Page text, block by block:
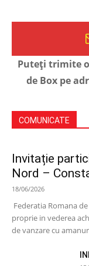
Puteți trimite
de Box pe
COMUNICATE
Invitație
Nord –
18/06/2026
Federatia Romana
proprie in vederea
de vanzare cu